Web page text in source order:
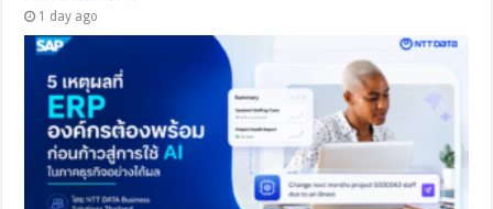
1 day ago